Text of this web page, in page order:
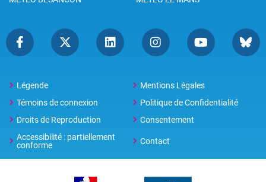
Légende
Mentions Légales
Témoins de connexion
Politique de Confidentialité
Droits de Reproduction
Consentement
Accessibilité : partiellement
conforme
Contact